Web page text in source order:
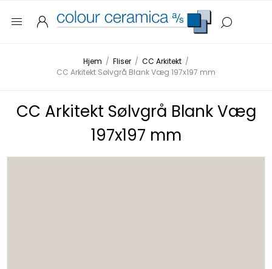
Hjem / Fliser / CC Arkitekt /
CC Arkitekt Sølvgrå Blank Væg 197x197 mm
CC Arkitekt Sølvgrå Blank Væg
197x197 mm